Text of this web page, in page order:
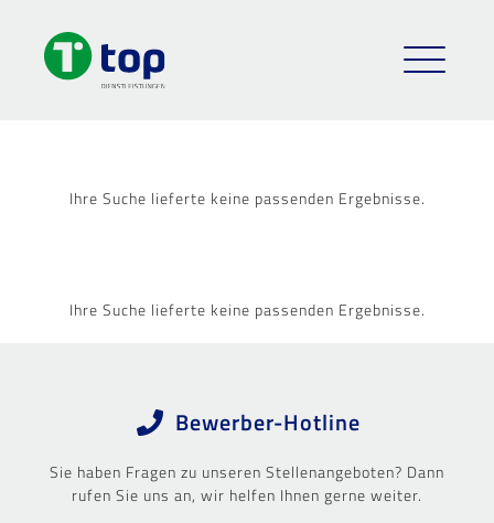
Ihre Suche lieferte keine passenden Ergebnisse.
Ihre Suche lieferte keine passenden Ergebnisse.
Bewerber-Hotline
Sie haben Fragen zu unseren Stellenangeboten? Dann
rufen Sie uns an, wir helfen Ihnen gerne weiter.